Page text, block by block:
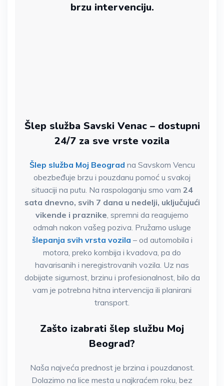
brzu intervenciju.
Šlep služba Savski Venac – dostupni
24/7 za sve vrste vozila
Šlep služba Moj Beograd na Savskom Vencu
obezbeđuje brzu i pouzdanu pomoć u svakoj
situaciji na putu. Na raspolaganju smo vam 24
sata dnevno, svih 7 dana u nedelji, uključujući
vikende i praznike, spremni da reagujemo
odmah nakon vašeg poziva. Pružamo usluge
šlepanja svih vrsta vozila – od automobila i
motora, preko kombija i kvadova, pa do
havarisanih i neregistrovanih vozila. Uz nas
dobijate sigurnost, brzinu i profesionalnost, bilo da
vam je potrebna hitna intervencija ili planirani
transport.
Zašto izabrati šlep službu Moj
Beograd?
Naša najveća prednost je brzina i pouzdanost.
Dolazimo na lice mesta u najkraćem roku, bez